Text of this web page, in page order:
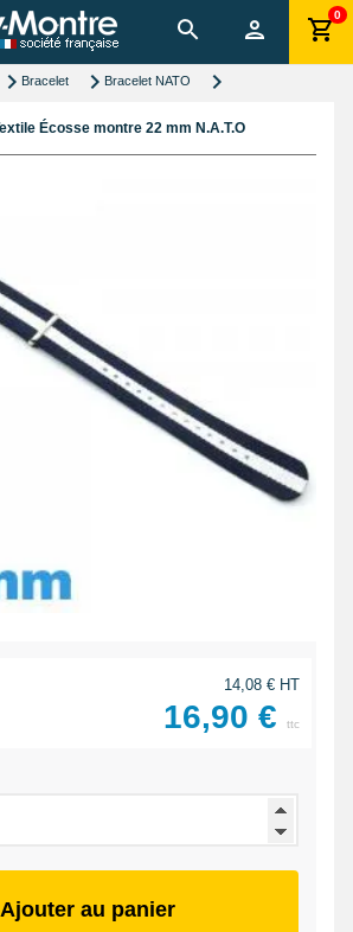
0
Bracelet Bracelet NATO
Écosse montre 22 mm N.A.T.O
14,08 € HT
16,90 € ttc
Ajouter au panier